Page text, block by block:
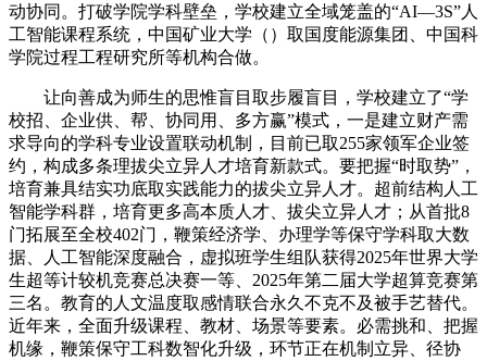
动协同。打破学院学科壁垒，学校建立全域笼盖的“AI—3S”人
工智能课程系统，中国矿业大学（）取国度能源集团、中国科
学院过程工程研究所等机构合做。
让向善成为师生的思惟盲目取步履盲目，学校建立了“学
校招、企业供、帮、协同用、多方赢”模式，一是建立财产需
求导向的学科专业设置联动机制，目前已取255家领军企业签
约，构成多条理拔尖立异人才培育新款式。要把握“时取势”，
培育兼具结实功底取实践能力的拔尖立异人才。超前结构人工
智能学科群，培育更多高本质人才、拔尖立异人才；从首批8
门拓展至全校402门，鞭策经济学、办理学等保守学科取大数
据、人工智能深度融合，虚拟班学生组队获得2025年世界大学
生超等计较机竞赛总决赛一等、2025年第二届大学超算竞赛第
三名。教育的人文温度取感情联合永久不克不及被手艺替代。
近年来，全面升级课程、教材、场景等要素。必需挑和、把握
机缘，鞭策保守工科数智化升级，环节正在机制立异、径协